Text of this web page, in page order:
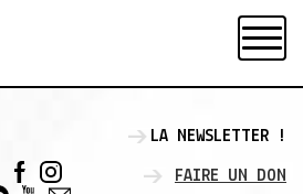
LA NEWSLETTER !
FAIRE UN DON